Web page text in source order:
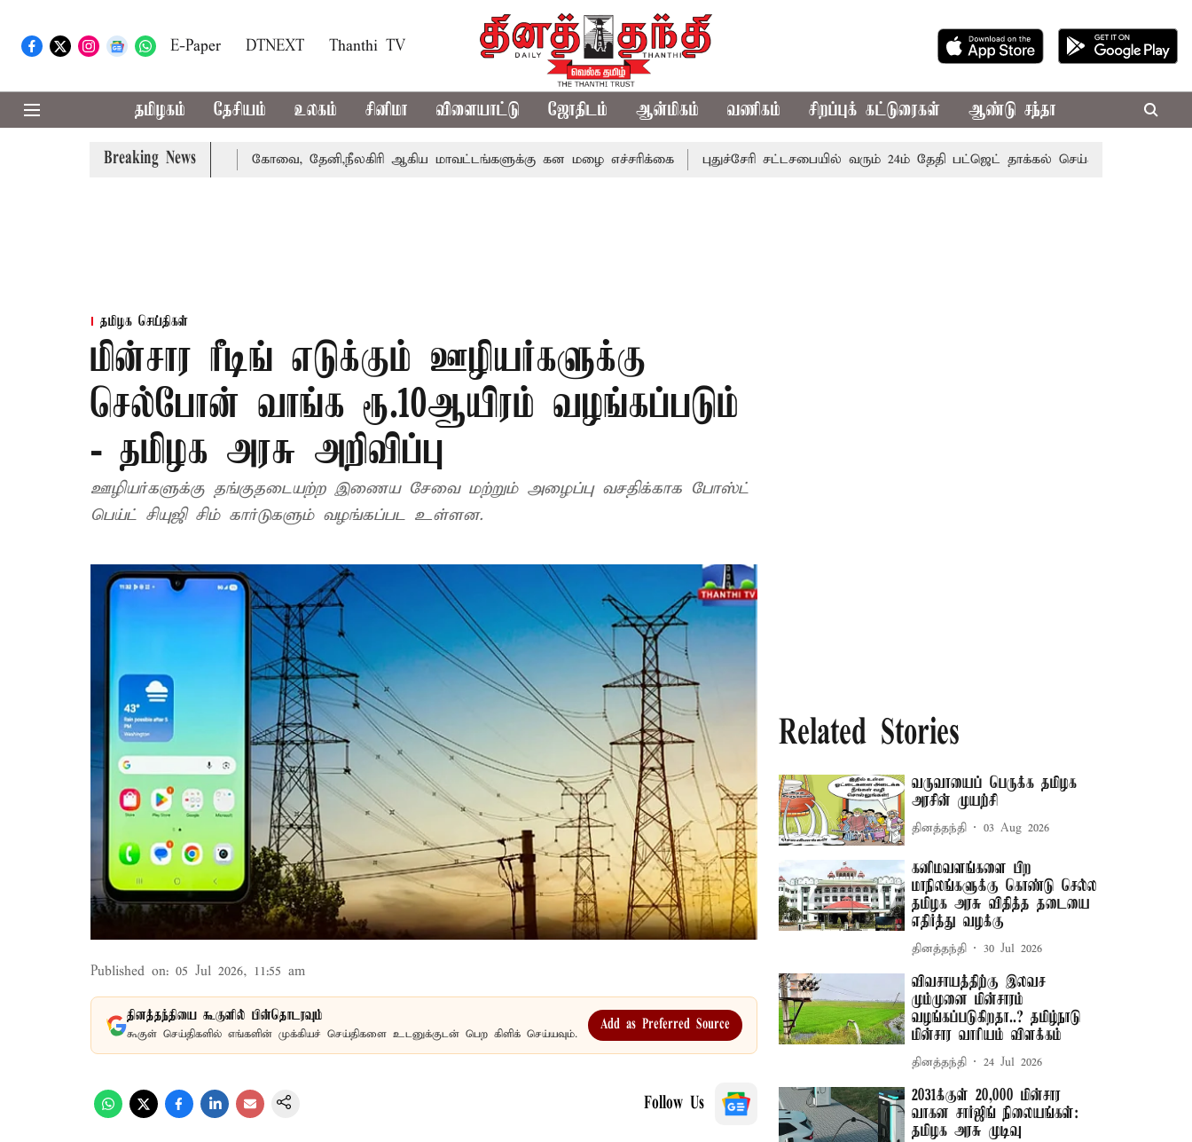
E-Paper DTNEXT Thanthi TV
தமிழகம் தேசியம் உலகம் சினிமா விளையாட்டு ஜோதிடம் ஆன்மிகம் வணிகம் சிறப்புக் கட்டுரைகள் ஆண்டு சந்தா
Breaking News
வாபஸ் பெற்றார் சங்கீதா கோவை, தேனி,நீலகிரி ஆகிய மாவட்டங்களுக்கு கன மழை எச்சரிக்கை புதுச்சேரி சட்டசபையில் வரும் 24ம் தேதி பட்ஜெட் தாக்கல் செய்கிறார் முதல்-அமைச்சர்
தமிழக செய்திகள்
மின்சார ரீடிங் எடுக்கும் ஊழியர்களுக்கு
செல்போன் வாங்க ரூ.10ஆயிரம் வழங்கப்படும்
- தமிழக அரசு அறிவிப்பு
ஊழியர்களுக்கு தங்குதடையற்ற இணைய சேவை மற்றும் அழைப்பு வசதிக்காக போஸ்ட்
பெய்ட் சியுஜி சிம் கார்டுகளும் வழங்கப்பட உள்ளன.
Published on: 05 Jul 2026, 11:55 am
தினத்தந்தியை கூகுளில் பின்தொடரவும்
கூகுள் செய்திகளில் எங்களின் முக்கியச் செய்திகளை உடனுக்குடன் பெற கிளிக் செய்யவும்.
Add as Preferred Source
Follow Us
Related Stories
வருவாயைப் பெருக்க தமிழக
அரசின் முயற்சி
தினத்தந்தி 03 Aug 2026
கனிமவளங்களை பிற
மாநிலங்களுக்கு கொண்டு செல்ல
தமிழக அரசு விதித்த தடையை
எதிர்த்து வழக்கு
தினத்தந்தி 30 Jul 2026
விவசாயத்திற்கு இலவச
மும்முனை மின்சாரம்
வழங்கப்படுகிறதா..? தமிழ்நாடு
மின்சார வாரியம் விளக்கம்
தினத்தந்தி 24 Jul 2026
2031க்குள் 20,000 மின்சார
வாகன சார்ஜிங் நிலையங்கள்:
தமிழக அரசு முடிவு